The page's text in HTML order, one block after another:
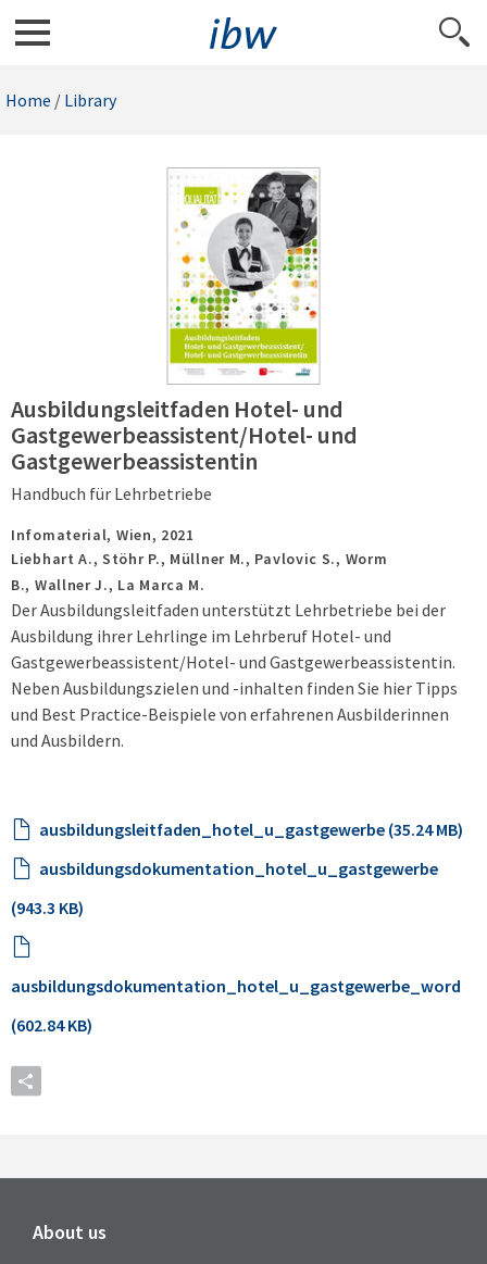
Home / Library
Ausbildungsleitfaden Hotel- und
Gastgewerbeassistent/Hotel- und
Gastgewerbeassistentin
Handbuch für Lehrbetriebe
Infomaterial, Wien, 2021
Liebhart A., Stöhr P., Müllner M., Pavlovic S., Worm
B., Wallner J., La Marca M.
Der Ausbildungsleitfaden unterstützt Lehrbetriebe bei der
Ausbildung ihrer Lehrlinge im Lehrberuf Hotel- und
Gastgewerbeassistent/Hotel- und Gastgewerbeassistentin.
Neben Ausbildungszielen und -inhalten finden Sie hier Tipps
und Best Practice-Beispiele von erfahrenen Ausbilderinnen
und Ausbildern.
ausbildungsleitfaden_hotel_u_gastgewerbe (35.24 MB)
ausbildungsdokumentation_hotel_u_gastgewerbe
(943.3 KB)
ausbildungsdokumentation_hotel_u_gastgewerbe_word
(602.84 KB)
About us